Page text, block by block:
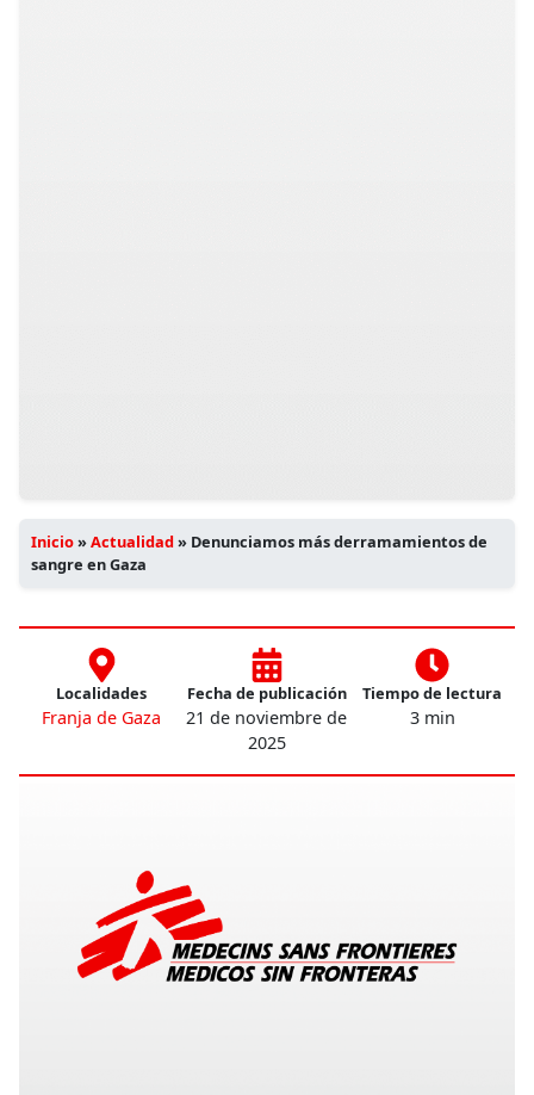
Inicio»Actualidad» Denunciamos más derramamientos de
sangre en Gaza
Localidades
Franja de Gaza
Fecha de publicación
21 de noviembre de
2025
Tiempo de lectura
3 min